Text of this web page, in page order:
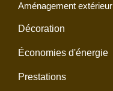
Aménagement extérieur
Décoration
Économies d'énergie
Prestations